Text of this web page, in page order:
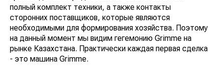
полный комплект техники, а также контакты
сторонних поставщиков, которые являются
необходимыми для формирования хозяйства. Поэтому
на данный момент мы видим гегемонию Grimme на
рынке Казахстана. Практически каждая первая сделка
- это машина Grimme.